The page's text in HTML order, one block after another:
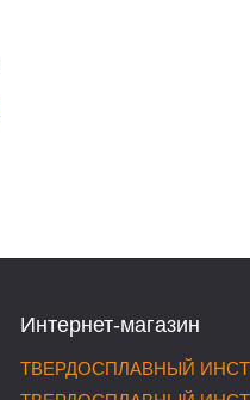
Интернет-магазин
ТВЕРДОСПЛАВНЫЙ